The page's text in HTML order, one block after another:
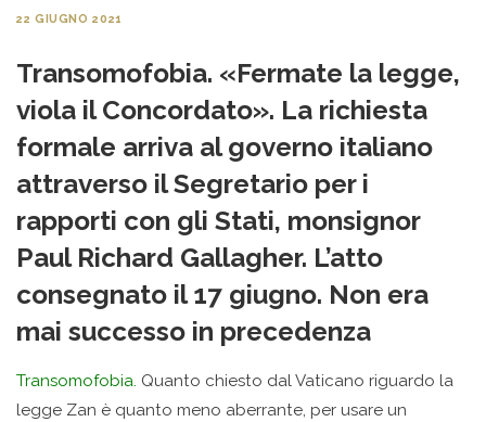
22 GIUGNO 2021
Transomofobia. «Fermate la legge,
viola il Concordato». La richiesta
formale arriva al governo italiano
attraverso il Segretario per i
rapporti con gli Stati, monsignor
Paul Richard Gallagher. L’atto
consegnato il 17 giugno. Non era
mai successo in precedenza
Transomofobia. Quanto chiesto dal Vaticano riguardo la
legge Zan è quanto meno aberrante, per usare un